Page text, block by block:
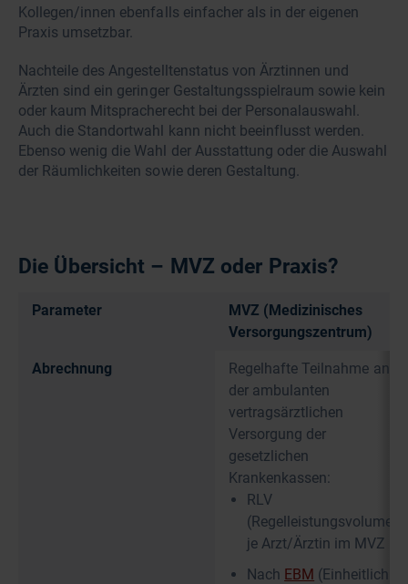
Kollegen/innen ebenfalls einfacher als in der eigenen
Praxis umsetzbar.
Nachteile des Angestelltenstatus von Ärztinnen und
Ärzten sind ein geringer Gestaltungsspielraum sowie kein
oder kaum Mitspracherecht bei der Personalauswahl.
Auch die Standortwahl kann nicht beeinflusst werden.
Ebenso wenig die Wahl der Ausstattung oder die Auswahl
der Räumlichkeiten sowie deren Gestaltung.
Die Übersicht – MVZ oder Praxis?
Parameter
MVZ (Medizinisches
Versorgungszentrum)
Abrechnung
Regelhafte Teilnahme an
der ambulanten
vertragsärztlichen
Versorgung der
gesetzlichen
Krankenkassen:
RLV
(Regelleistungsvolumen)
je Arzt/Ärztin im MVZ
Nach EBM (Einheitlicher